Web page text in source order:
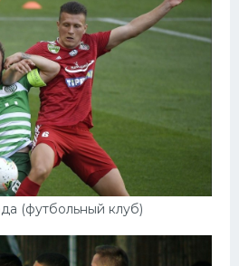
(футбольный клуб)